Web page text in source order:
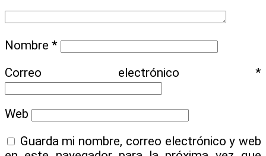
Nombre *
Correo electrónico *
Web
Guarda mi nombre, correo electrónico y web